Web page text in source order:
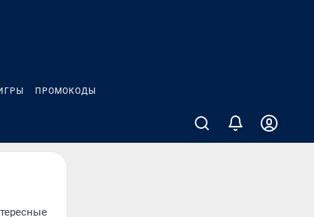
ПРОМОКОДЫ